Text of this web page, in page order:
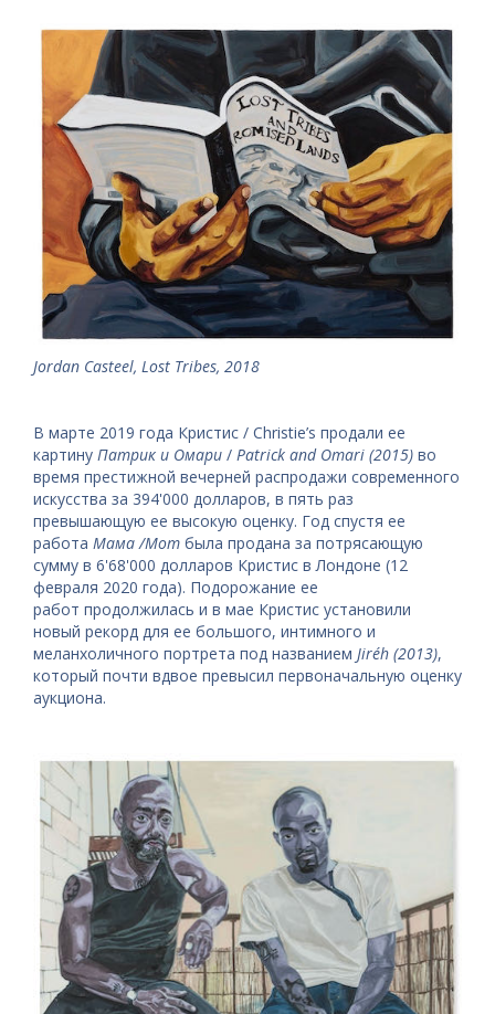
Jordan Casteel, Lost Tribes, 2018
В марте 2019 года Кристис / Christie’s продали ее
картину Патрик и Омари / Patrick and Omari (2015) во
время престижной вечерней распродажи современного
искусства за 394'000 долларов, в пять раз
превышающую ее высокую оценку. Год спустя ее
работа Мама /Mom была продана за потрясающую
сумму в 6'68'000 долларов Кристис в Лондоне (12
февраля 2020 года). Подорожание ее
работ продолжилась и в мае Кристис установили
новый рекорд для ее большого, интимного и
меланхоличного портрета под названием Jiréh (2013),
который почти вдвое превысил первоначальную оценку
аукциона.